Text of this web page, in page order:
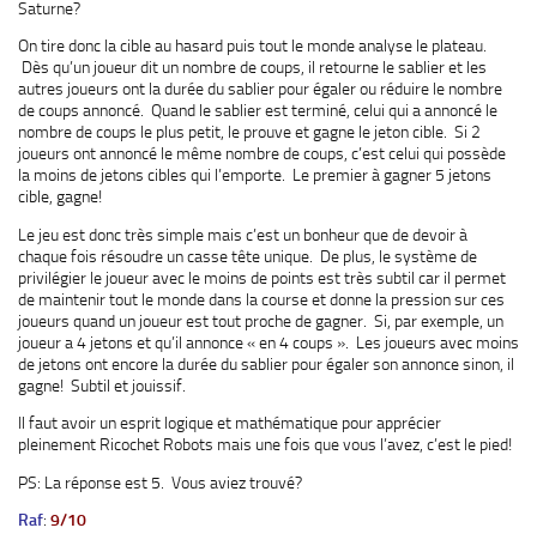
Saturne?
On tire donc la cible au hasard puis tout le monde analyse le plateau.
Dès qu’un joueur dit un nombre de coups, il retourne le sablier et les
autres joueurs ont la durée du sablier pour égaler ou réduire le nombre
de coups annoncé. Quand le sablier est terminé, celui qui a annoncé le
nombre de coups le plus petit, le prouve et gagne le jeton cible. Si 2
joueurs ont annoncé le même nombre de coups, c’est celui qui possède
la moins de jetons cibles qui l’emporte. Le premier à gagner 5 jetons
cible, gagne!
Le jeu est donc très simple mais c’est un bonheur que de devoir à
chaque fois résoudre un casse tête unique. De plus, le système de
privilégier le joueur avec le moins de points est très subtil car il permet
de maintenir tout le monde dans la course et donne la pression sur ces
joueurs quand un joueur est tout proche de gagner. Si, par exemple, un
joueur a 4 jetons et qu’il annonce « en 4 coups ». Les joueurs avec moins
de jetons ont encore la durée du sablier pour égaler son annonce sinon, il
gagne! Subtil et jouissif.
Il faut avoir un esprit logique et mathématique pour apprécier
pleinement Ricochet Robots mais une fois que vous l’avez, c’est le pied!
PS: La réponse est 5. Vous aviez trouvé?
Raf: 9/10